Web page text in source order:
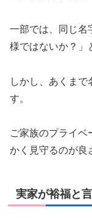
一部では、同じ名
様ではないか？」
しかし、あくま
す。
ご家族のプライベ
かく見守るのが良
実家が裕福と